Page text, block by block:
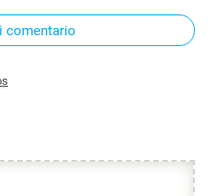
comentario